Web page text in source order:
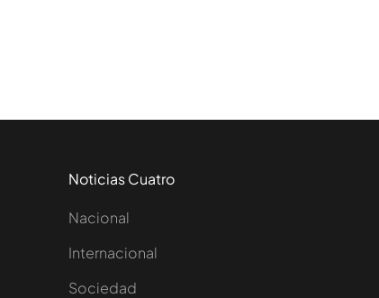
Noticias Cuatro
Nacional
Internacional
Sociedad